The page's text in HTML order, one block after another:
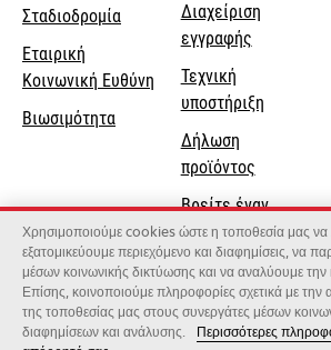
Σταδιοδρομία
Εταιρική
Κοινωνική Ευθύνη opens
new
Βιωσιμότητα
Διαχείριση
εγγραφής
Τεχνική
υποστήριξηopens
tab
Δήλωση
προϊόντος
Βρείτε έναν
αντιπρόσωπο
Κατάλογος
χονδρεμπόρων
Χρησιμοποιούμε cookies ώστε η τοποθεσία μας να
εξατομικεύουμε περιεχόμενο και διαφημίσεις, να
μέσων κοινωνικής δικτύωσης και να αναλύουμε
Επίσης, κοινοποιούμε πληροφορίες σχετικά με
της τοποθεσίας μας στους συνεργάτες μέσων
διαφημίσεων και ανάλυσης.
Περισσότερες